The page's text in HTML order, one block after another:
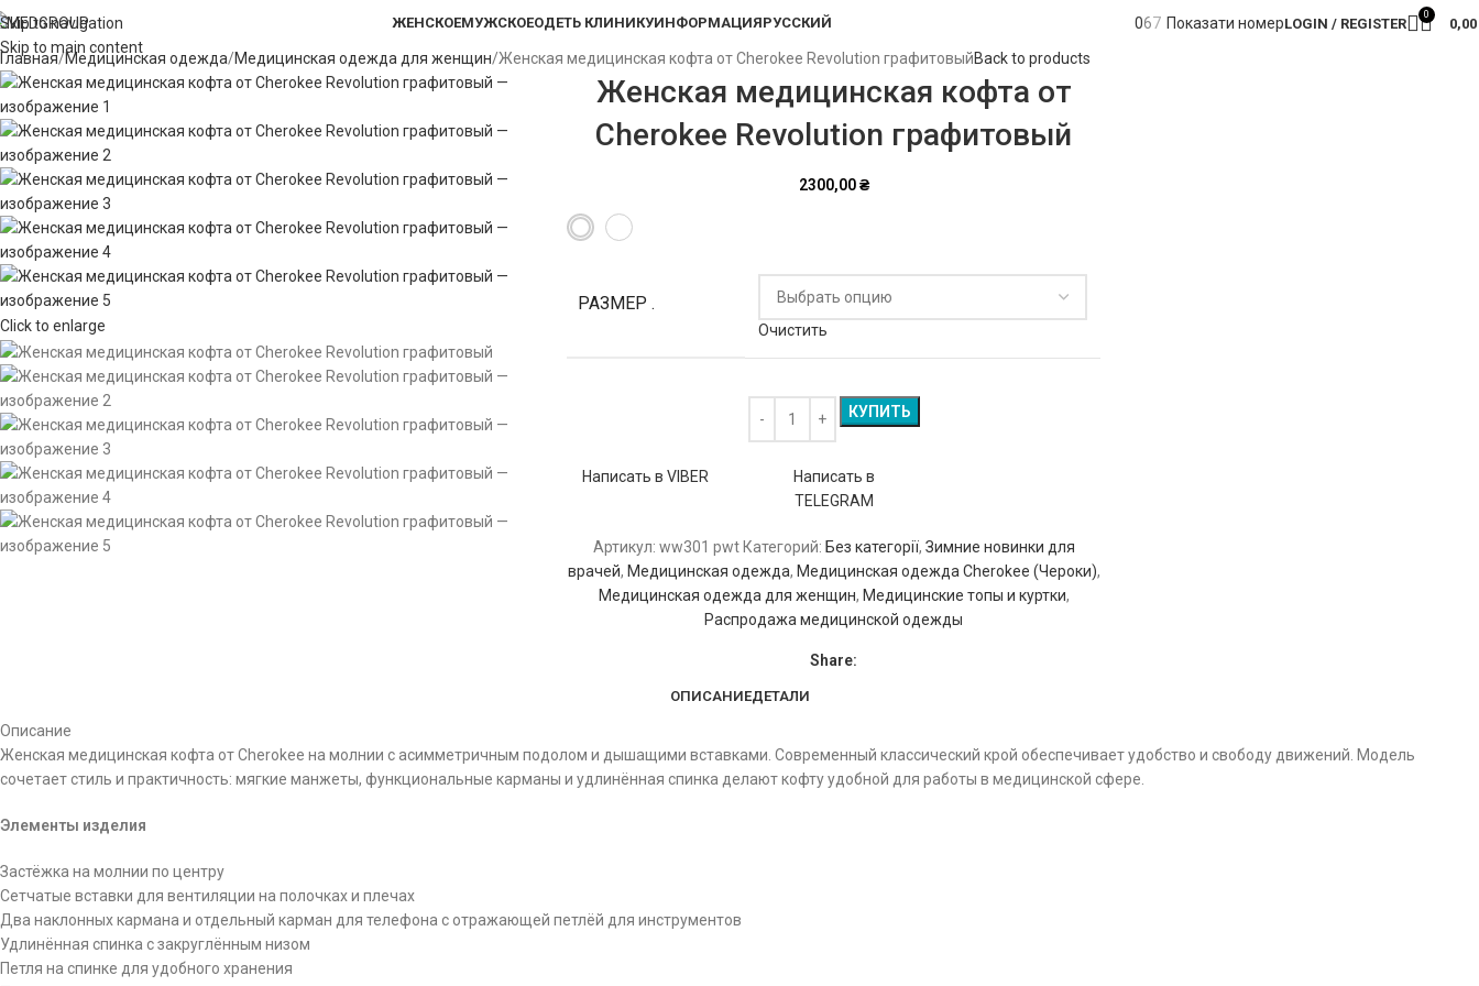
Skip to navigation
Skip to main content
ЖЕНСКОЕМУЖСКОЕОДЕТЬ КЛИНИКУИНФОРМАЦИЯРУССКИЙ 067 Показати номерLOGIN / REGISTER
0
0,00
Главная Медицинская одежда Медицинская одежда для женщин Женская медицинская кофта от Cherokee Revolution графитовыйBack to products
Click to enlarge
Женская медицинская кофта от
Cherokee Revolution графитовый
2300,00₴
РАЗМЕР .
Очистить
КУПИТЬ
Написать в VIBER
Написать в
TELEGRAM
Артикул: ww301 pwt Категорий: Без категорії, Зимние новинки для
врачей, Медицинская одежда, Медицинская одежда Cherokee (Чероки),
Медицинская одежда для женщин, Медицинские топы и куртки,
Распродажа медицинской одежды
Share:
ОПИСАНИЕДЕТАЛИ
Описание
Женская медицинская кофта от Cherokee на молнии с асимметричным подолом и дышащими вставками. Современный классический крой обеспечивает удобство и свободу движений. Модель
сочетает стиль и практичность: мягкие манжеты, функциональные карманы и удлинённая спинка делают кофту удобной для работы в медицинской сфере.
Элементы изделия
Застёжка на молнии по центру
Сетчатые вставки для вентиляции на полочках и плечах
Два наклонных кармана и отдельный карман для телефона с отражающей петлёй для инструментов
Удлинённая спинка с закруглённым низом
Петля на спинке для удобного хранения